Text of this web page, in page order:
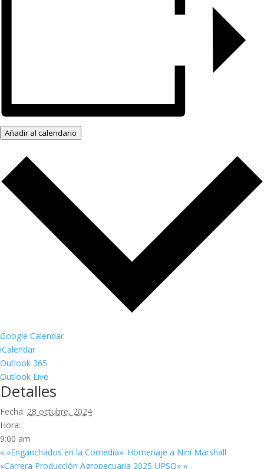
Añadir al calendario
Google Calendar
iCalendar
Outlook 365
Outlook Live
Detalles
Fecha: 28 octubre, 2024
Hora:
9:00 am
« «Enganchados en la Comedia»: Homenaje a Niní Marshall
«Carrera Producción Agropecuaria 2025 UPSO» »